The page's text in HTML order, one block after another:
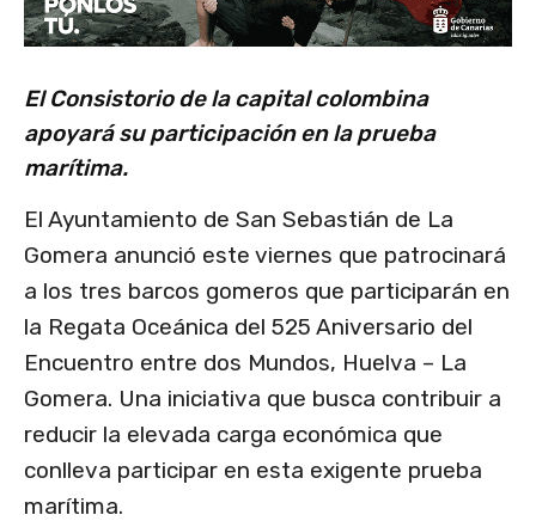
El Consistorio de la capital colombina
apoyará su participación en la prueba
marítima.
El Ayuntamiento de San Sebastián de La
Gomera anunció este viernes que patrocinará
a los tres barcos gomeros que participarán en
la Regata Oceánica del 525 Aniversario del
Encuentro entre dos Mundos, Huelva – La
Gomera. Una iniciativa que busca contribuir a
reducir la elevada carga económica que
conlleva participar en esta exigente prueba
marítima.